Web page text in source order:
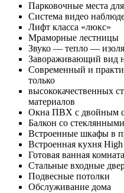
Парковочные места
Система видео
Лифт класса «люкс»
Мраморные лестницы
Звуко — тепло —
Завораживающий вид
Современный и
только
высококачественных
материалов
Окна ПВХ с двойным
Балкон со
Встроенные шкафы в
Встроенная кухня High
Готовая ванная
Стальные входные
Подвесные потолки
Обслуживание дома